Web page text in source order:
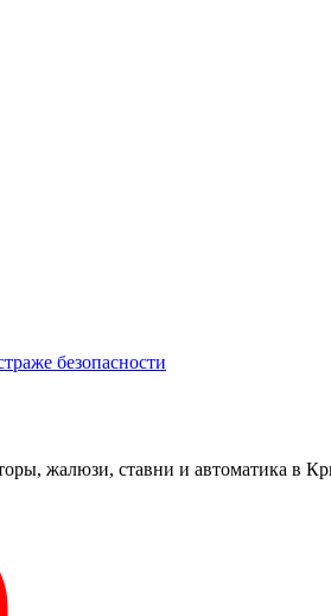
безопасности
жалюзи, ставни и автоматика в